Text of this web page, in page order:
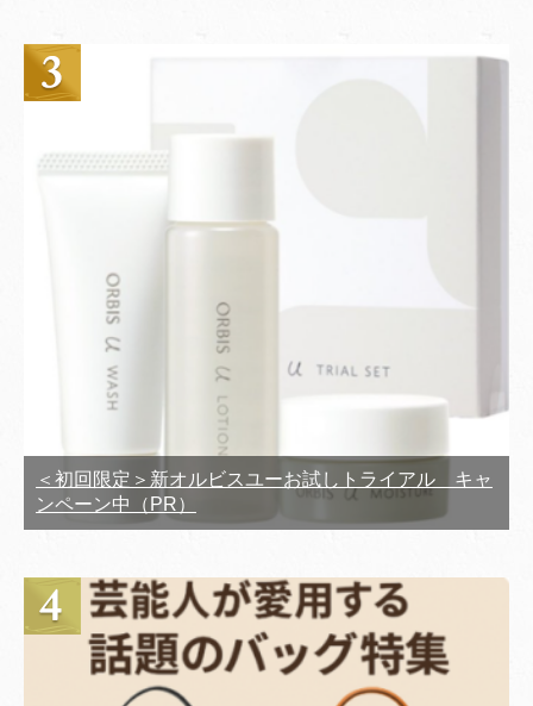
＜初回限定＞新オルビスユーお試しトライアル キャ
ンペーン中（PR）